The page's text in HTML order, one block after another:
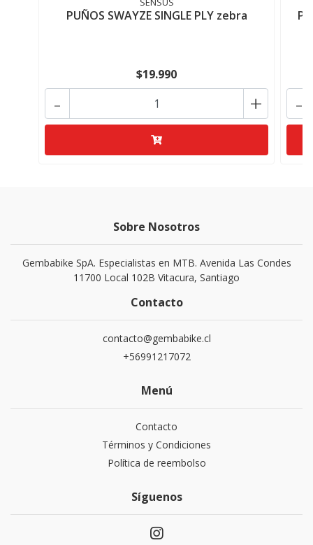
PUÑOS SWAYZE SINGLE PLY zebra
$19.990
+
- -
Sobre Nosotros
Gembabike SpA. Especialistas en MTB. Avenida Las Condes
11700 Local 102B Vitacura, Santiago
Contacto
contacto@gembabike.cl
+56991217072
Menú
Contacto
Términos y Condiciones
Política de reembolso
Síguenos